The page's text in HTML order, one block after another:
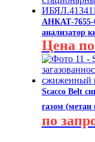
АНКАТ-7655-
анализатор
Цена по
Scacco Belt
газом
по